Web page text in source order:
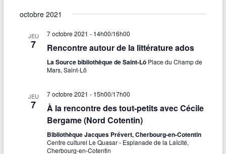
u
s
É
n
e
m
octobre 2021
JEU
7
7 octobre 2021 - 14h00/16h00
Rencontre autour de la littérature ados
La Source bibliothèque de Saint-Lô Place du Champ de
Mars, Saint-Lô
JEU
7
7 octobre 2021 - 15h00/17h00
À la rencontre des tout-petits avec Cécile
Bergame (Nord Cotentin)
Bibliothèque Jacques Prévert, Cherbourg-en-Cotentin
Centre culturel Le Quasar - Esplanade de la Laïcité,
Cherbourg-en-Cotentin